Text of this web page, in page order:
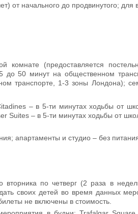
от начального до продвинутого; для
(предоставляется
50 минут на общественном
транспорте, 1-3 зоны Лондона);
– в 5-ти минутах ходьбы от
Suites – в 5-ти минутах ходьбы от
апартаменты и студио – без
по четверг (2 раза в
своих детей во время данных
не включены в стоимость.